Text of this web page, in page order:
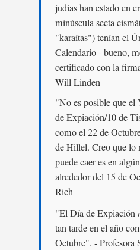
judías han estado en
minúscula secta
"karaítas") tenían el
Calendario - bueno,
certificado con la
Will Linden
"No es posible que
de Expiación/10 de
como el 22 de
de Hillel. Creo que lo
puede caer es en
alrededor del 15 de
Rich
"El Día de Expiación
tan tarde en el año
Octubre". - Profesora